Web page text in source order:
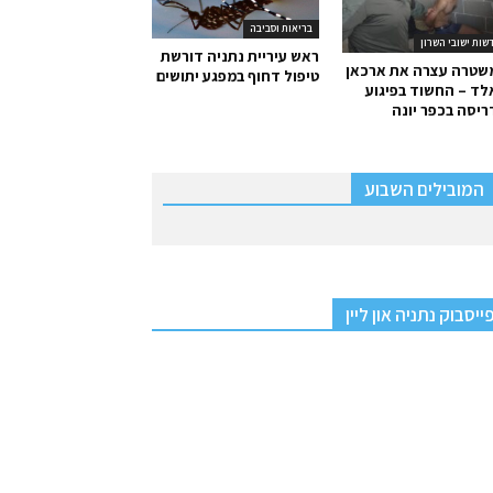
בריאות וסביבה
ראש עיריית נתניה דורשת
טיפול דחוף במפגע יתושים
ישובי השרון
עצרה את ארכאן
– החשוד בפיגוע
בכפר יונה
המובילים השבוע
פייסבוק נתניה און ליין